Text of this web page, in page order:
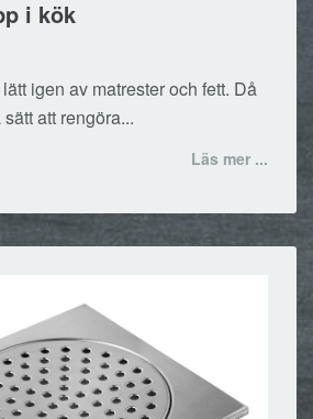
i kök
igen av matrester och fett. Då
att rengöra...
Läs mer ...